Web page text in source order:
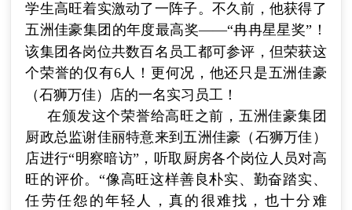
学生高旺着实激动了一阵子。不久前，他获得了
五洲佳豪集团的年度最高奖——“冉冉星星奖”！
该集团各岗位共数百名员工都可参评，但荣获这
个荣誉的仅有6人！更何况，他还只是五洲佳豪
（石狮万佳）店的一名实习员工！
在颁发这个荣誉给高旺之前，五洲佳豪集团
厨政总监谢佳丽特意来到五洲佳豪（石狮万佳）
店进行“明察暗访”，听取厨房各个岗位人员对高
旺的评价。“像高旺这样善良朴实、勤奋踏实、
任劳任怨的年轻人，真的很难找，也十分难